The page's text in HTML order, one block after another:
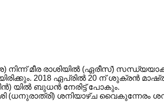
നിന്ന് മീര രാശിയിൽ (ഏരീസ്)
2018 ഏപ്രിൽ 20 ന് ശുക്രൻ
യിൽ ബുധൻ നേരിട്ട് പോകും.
(ധനുരാത്രി) ശനിയാഴ്ച വൈകുന്നേരം